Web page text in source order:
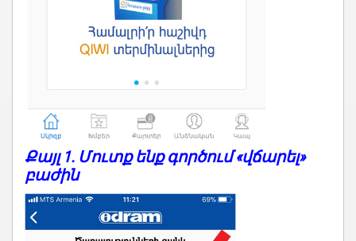
Քայլ 1. Մուտք ենք գործում «վճարել»
բաժին